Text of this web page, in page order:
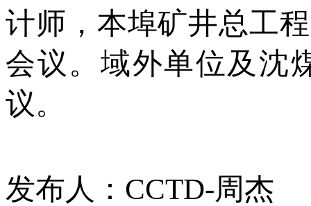
计师，本埠矿井总工
会议。域外单位及沈
议。
发布人：CCTD-周杰